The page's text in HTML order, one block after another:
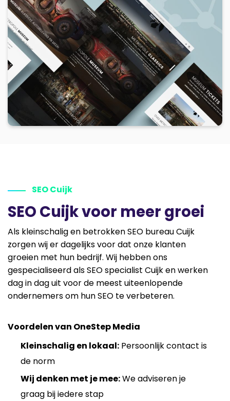
SEO Cuijk
SEO Cuijk voor meer groei
Als kleinschalig en betrokken SEO bureau Cuijk
zorgen wij er dagelijks voor dat onze klanten
groeien met hun bedrijf. Wij hebben ons
gespecialiseerd als SEO specialist Cuijk en werken
dag in dag uit voor de meest uiteenlopende
ondernemers om hun SEO te verbeteren.
Voordelen van OneStep Media
Kleinschalig en lokaal: Persoonlijk contact is
de norm
Wij denken met je mee:We adviseren je
graag bij iedere stap